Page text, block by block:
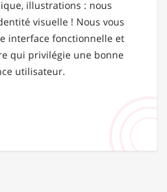
illustrations : nous
visuelle ! Nous vous
interface fonctionnelle et
qui privilégie une bonne
utilisateur.